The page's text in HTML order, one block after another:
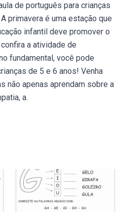
de português para crianças
primavera é uma estação que
infantil deve promover o
a atividade de
fundamental, você pode
de 5 e 6 anos! Venha
não apenas aprendam sobre a
a.